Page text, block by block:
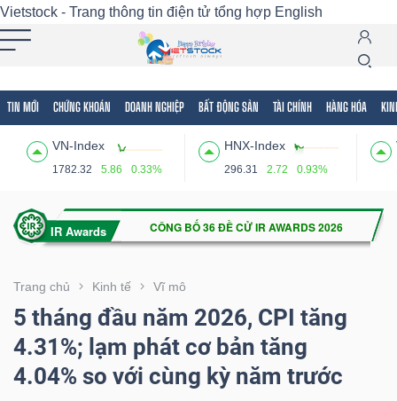
Vietstock - Trang thông tin điện tử tổng hợp English
TIN MỚI CHỨNG KHOÁN DOANH NGHIỆP BẤT ĐỘNG SẢN TÀI CHÍNH HÀNG HÓA
VN-Index
1782.32 5.86 0.33%
HNX-Index
296.31 2.72 0.93%
Trang chủ Kinh tế Vĩ mô
5 tháng đầu năm 2026, CPI tăng
4.31%; lạm phát cơ bản tăng
4.04% so với cùng kỳ năm trước
Tất cả Tính năng Ngành Mã chứng khoán
Tính
(-)
VIETSTOCK
CHỨNG
KHOÁN